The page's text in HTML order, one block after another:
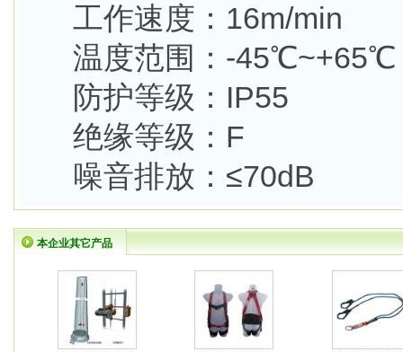
工作速度：16m/min
温度范围：-45℃~+65℃
防护等级：IP55
绝缘等级：F
噪音排放：≤70dB
本企业其它产品